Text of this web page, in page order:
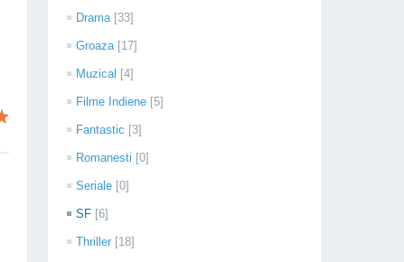
Drama [33]
Groaza [17]
Muzical [4]
Filme Indiene [5]
Fantastic [3]
Romanesti [0]
Seriale [0]
SF [6]
Thriller [18]